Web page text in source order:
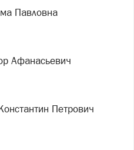
Павловна
Афанасьевич
Петрович